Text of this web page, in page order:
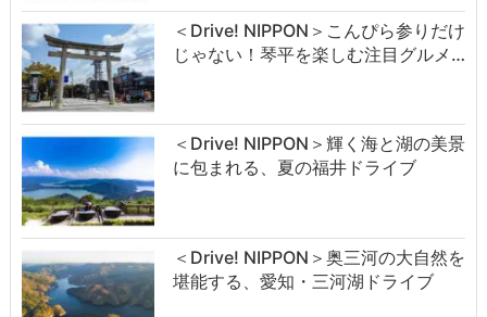
＜Drive! NIPPON＞こんぴら参りだけ
じゃない！琴平を楽しむ注目グルメ…
＜Drive! NIPPON＞輝く海と湖の美景
に包まれる、夏の福井ドライブ
＜Drive! NIPPON＞奥三河の大自然を
堪能する、愛知・三河湖ドライブ